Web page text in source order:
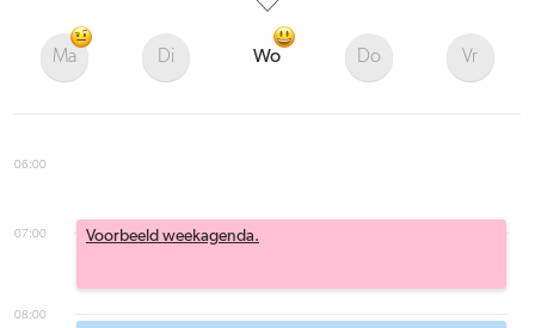
Ma Di Wo Do Vr
06:00
07:00
08:00
Voorbeeld weekagenda.